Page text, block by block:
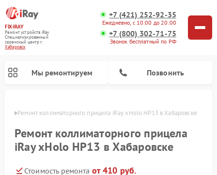
FIX-IRAY
Ремонт устройств iRay
Специализированный
cервисный центр г.
Хабаровск
+7 (421) 252-92-35
Ежедневно, с 10:00 до 20:00
+7 (800) 302-71-75
Звонок бесплатный по РФ
Мы ремонтируем Позвонить
Ремонт коллиматорного прицела iRay xHolo HP13 в Хабаровске
Ремонт коллиматорного прицела
iRay xHolo HP13 в Хабаровске
Стоимость ремонта от 410 руб.